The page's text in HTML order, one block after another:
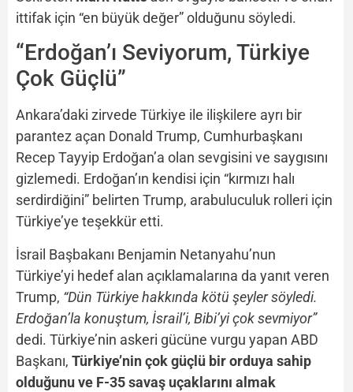
ittifak için “en büyük değer” olduğunu söyledi.
“Erdoğan’ı Seviyorum, Türkiye
Çok Güçlü”
Ankara’daki zirvede Türkiye ile ilişkilere ayrı bir
parantez açan Donald Trump, Cumhurbaşkanı
Recep Tayyip Erdoğan’a olan sevgisini ve saygısını
gizlemedi. Erdoğan’ın kendisi için “kırmızı halı
serdirdiğini” belirten Trump, arabuluculuk rolleri için
Türkiye’ye teşekkür etti.
İsrail Başbakanı Benjamin Netanyahu’nun
Türkiye’yi hedef alan açıklamalarına da yanıt veren
Trump, “Dün Türkiye hakkında kötü şeyler söyledi.
Erdoğan’la konuştum, İsrail’i, Bibi’yi çok sevmiyor”
dedi. Türkiye’nin askeri gücüne vurgu yapan ABD
Başkanı, Türkiye’nin çok güçlü bir orduya sahip
olduğunu ve F-35 savaş uçaklarını almak